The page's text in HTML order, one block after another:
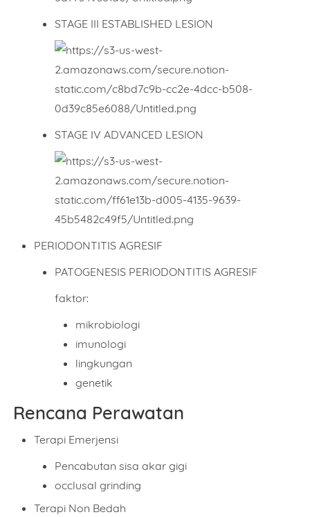
STAGE III ESTABLISHED LESION
STAGE IV ADVANCED LESION
PERIODONTITIS AGRESIF
PATOGENESIS PERIODONTITIS AGRESIF
faktor:
mikrobiologi
imunologi
lingkungan
genetik
Rencana Perawatan
Terapi Emerjensi
Pencabutan sisa akar gigi
occlusal grinding
Terapi Non Bedah